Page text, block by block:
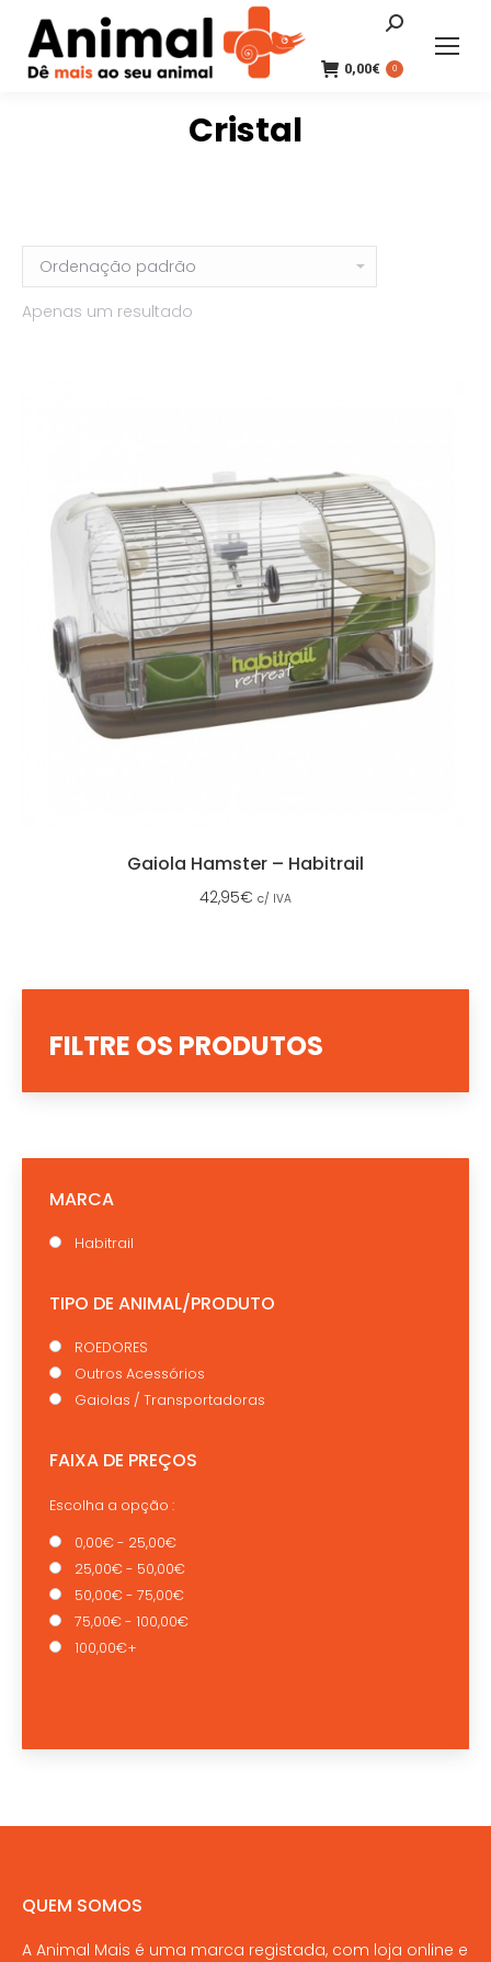
Search:
0,00€ 0
Cristal
Apenas um resultado
Gaiola Hamster – Habitrail
42,95€ c/ IVA
FILTRE OS PRODUTOS
MARCA
Habitrail
TIPO DE ANIMAL/PRODUTO
ROEDORES
Outros Acessórios
Gaiolas / Transportadoras
FAIXA DE PREÇOS
Escolha a opção :
0,00€ - 25,00€
25,00€ - 50,00€
50,00€ - 75,00€
75,00€ - 100,00€
100,00€+
QUEM SOMOS
A Animal Mais é uma marca registada, com loja online e